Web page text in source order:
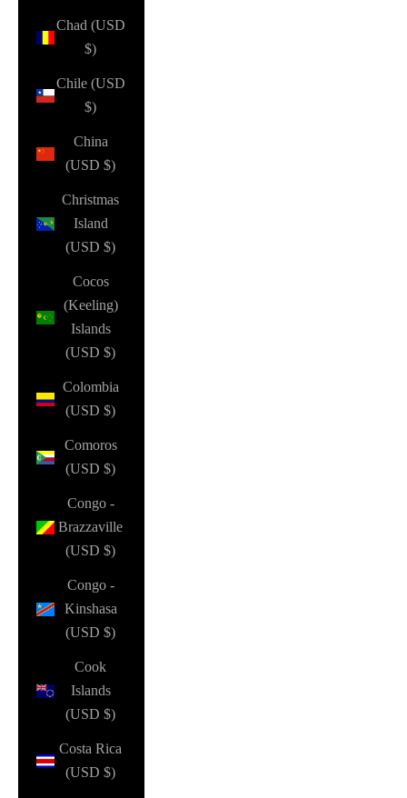
Chad (USD
$)
Chile (USD
$)
China
(USD $)
Christmas
Island
(USD $)
Cocos
(Keeling)
Islands
(USD $)
Colombia
(USD $)
Comoros
(USD $)
Congo -
Brazzaville
(USD $)
Congo -
Kinshasa
(USD $)
Cook
Islands
(USD $)
Costa Rica
(USD $)